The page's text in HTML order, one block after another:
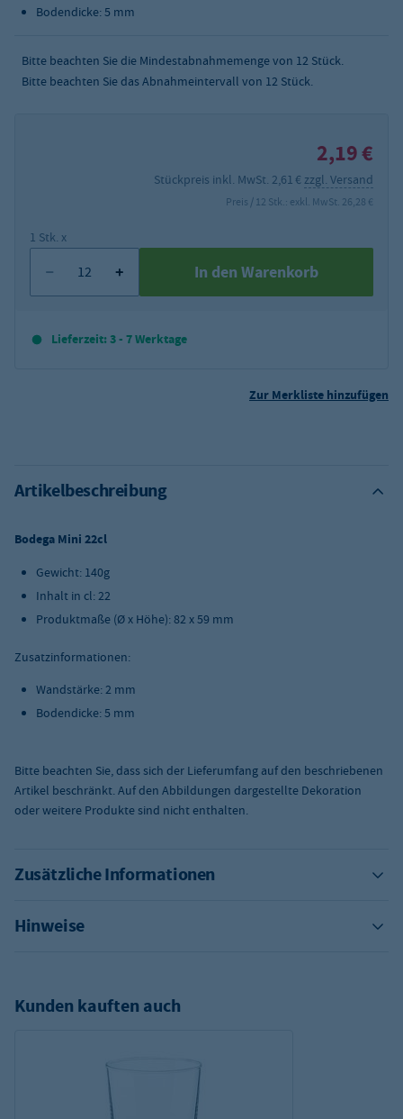
Bodendicke: 5 mm
Bitte beachten Sie die Mindestabnahmemenge von 12 Stück.
Bitte beachten Sie das Abnahmeintervall von 12 Stück.
2,19 €
Stückpreis inkl. MwSt. 2,61 € zzgl. Versand
Preis / 12 Stk.: exkl. MwSt. 26,28 €
1 Stk. x
In den Warenkorb
Lieferzeit: 3 - 7 Werktage
Zur Merkliste hinzufügen
Artikelbeschreibung
Bodega Mini 22cl
Gewicht: 140g
Inhalt in cl: 22
Produktmaße (Ø x Höhe): 82 x 59 mm
Zusatzinformationen:
Wandstärke: 2 mm
Bodendicke: 5 mm
Bitte beachten Sie, dass sich der Lieferumfang auf den beschriebenen
Artikel beschränkt. Auf den Abbildungen dargestellte Dekoration
oder weitere Produkte sind nicht enthalten.
Zusätzliche Informationen
Hinweise
Kunden kauften auch